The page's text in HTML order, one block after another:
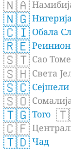
🇳🇦
🇳🇬
🇨🇮 Обала
🇷🇪 Реинион
🇸🇹 Сао
🇸🇭 Света
🇸🇨 Сејшели
🇸🇴
🇹🇬 Того
🇨🇫
🇹🇩 Чад